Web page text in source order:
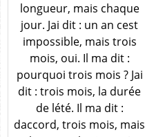
longueur, mais chaque
jour. Jai dit : un an cest
impossible, mais trois
mois, oui. Il ma dit :
pourquoi trois mois ? Jai
dit : trois mois, la durée
de lété. Il ma dit :
daccord, trois mois, mais